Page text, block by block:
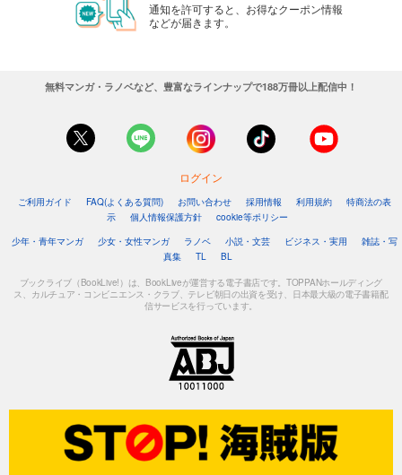
通知を許可すると、お得なクーポン情報
などが届きます。
無料マンガ・ラノベなど、豊富なラインナップで188万冊以上配信中！
ログイン
ご利用ガイド FAQ(よくある質問) お問い合わせ 採用情報 利用規約
特商法の表
示
個人情報保護方針
cookie等ポリシー
少年・青年マンガ
少女・女性マンガ ラノベ 小説・文芸 ビジネス・実用
雑誌・写
真集
TL BL
ブックライブ（BookLive!）は、BookLiveが運営する電子書店です。TOPPANホールディング
ス、カルチュア・コンビニエンス・クラブ、テレビ朝日の出資を受け、日本最大級の電子書籍配
信サービスを行っています。